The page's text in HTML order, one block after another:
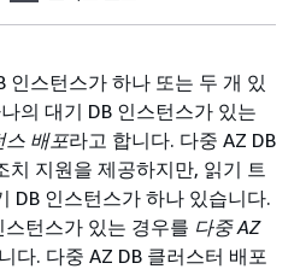
인스턴스가 하나 또는 두 개 있
의 대기 DB 인스턴스가 있는
스 배포라고 합니다. 다중 AZ DB
치 지원을 제공하지만, 읽기 트
DB 인스턴스가 하나 있습니다.
턴스가 있는 경우를 다중 AZ
다. 다중 AZ DB 클러스터 배포